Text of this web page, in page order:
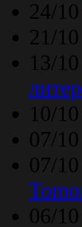
24/
21/
13/
10/
07/
07/
06/